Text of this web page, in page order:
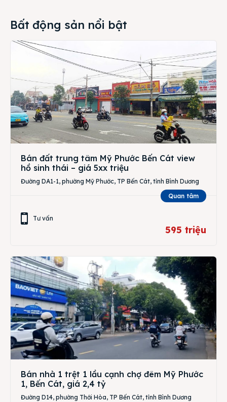
Bất động sản nổi bật
Bán đất trung tâm Mỹ Phước Bến Cát view
hồ sinh thái – giá 5xx triệu
Đường DA1-1, phường Mỹ Phước, TP Bến Cát, tỉnh Bình Dương
Quan tâm
Tư vấn
595 triệu
Bán nhà 1 trệt 1 lầu cạnh chợ đêm Mỹ Phước
1, Bến Cát, giá 2,4 tỷ
Đường D14, phường Thới Hòa, TP Bến Cát, tỉnh Bình Dương